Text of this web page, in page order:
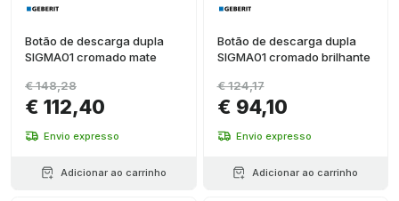
Botão de descarga dupla
SIGMA01 cromado mate
€ 112,40
€ 148,28
Envio expresso
Adicionar ao carrinho
Botão de descarga dupla
SIGMA01 cromado brilhante
€ 94,10
€ 124,17
Envio expresso
Adicionar ao carrinho